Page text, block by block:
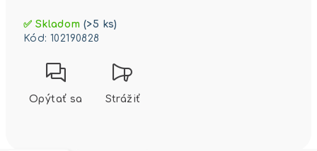
cena:
✅ Skladom(>5 ks)
Kód: 102190828
Opýtať sa Strážiť